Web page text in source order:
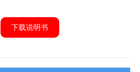
下载说明书